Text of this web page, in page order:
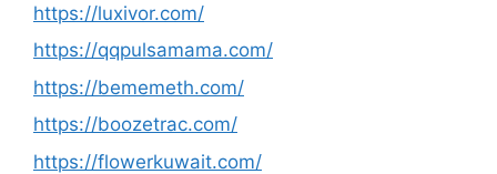
https://luxivor.com/
https://qqpulsamama.com/
https://bememeth.com/
https://boozetrac.com/
https://flowerkuwait.com/